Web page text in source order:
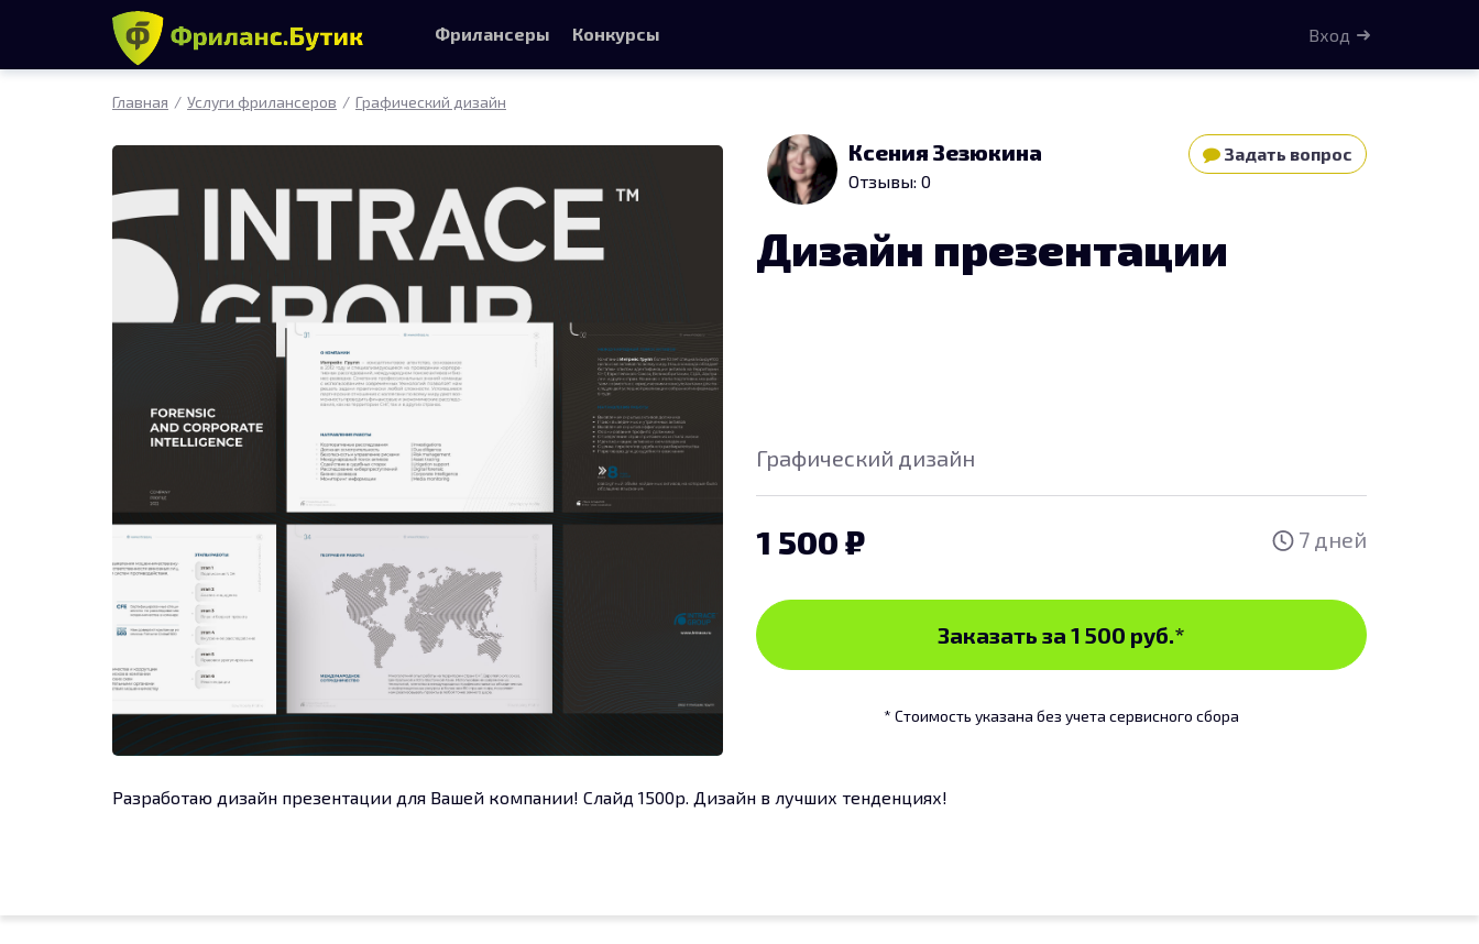
Главная Услуги фрилансеров Графический дизайн
Задать вопрос
Ксения Зезюкина
Отзывы: 0
Дизайн презентации
Графический дизайн
1 500 7 дней
Заказать за 1 500 руб.*
* Стоимость указана без учета сервисного сбора
Разработаю дизайн презентации для Вашей компании! Слайд 1500р. Дизайн в лучших тенденциях!
Фрилансеры Конкурсы Вход